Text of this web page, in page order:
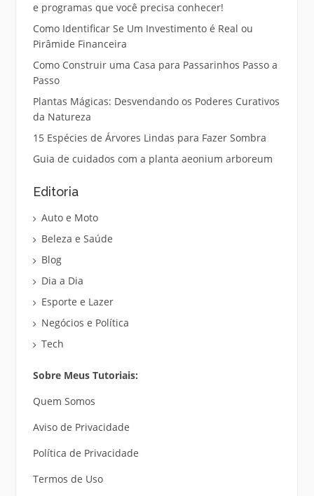
e programas que você precisa conhecer!
Como Identificar Se Um Investimento é Real ou
Pirâmide Financeira
Como Construir uma Casa para Passarinhos Passo a
Passo
Plantas Mágicas: Desvendando os Poderes Curativos
da Natureza
15 Espécies de Árvores Lindas para Fazer Sombra
Guia de cuidados com a planta aeonium arboreum
Editoria
Auto e Moto
Beleza e Saúde
Blog
Dia a Dia
Esporte e Lazer
Negócios e Política
Tech
Sobre Meus Tutoriais:
Quem Somos
Aviso de Privacidade
Política de Privacidade
Termos de Uso